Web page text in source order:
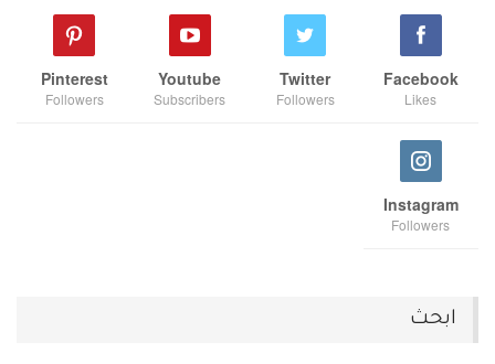
Facebook
Likes
Twitter
Followers
Youtube
Subscribers
Pinterest
Followers
Instagram
Followers
ابحث